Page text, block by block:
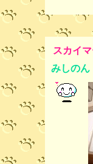
スカイ
みしのん